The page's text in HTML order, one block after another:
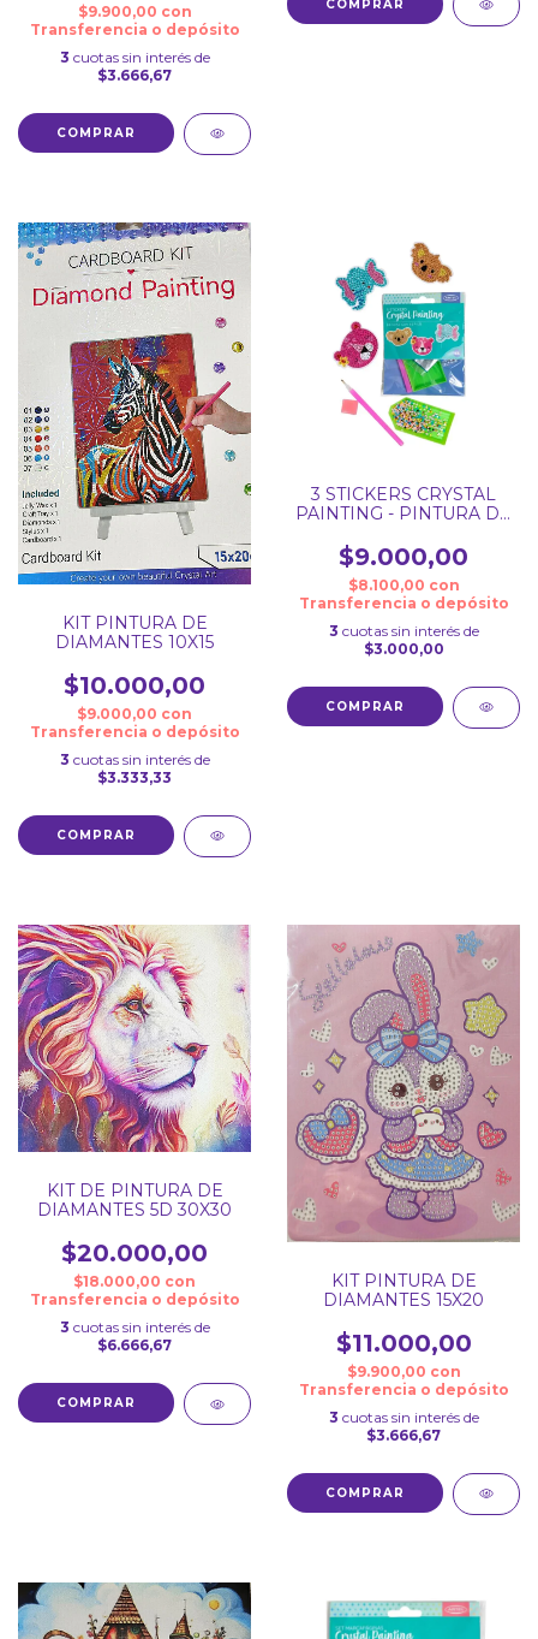
$9.900,00 con
Transferencia o depósito
3 cuotas sin interés de
$3.666,67
COMPRAR
KIT PINTURA DE
DIAMANTES 10X15
$10.000,00
$9.000,00 con
Transferencia o depósito
3 cuotas sin interés de
$3.333,33
COMPRAR
3 STICKERS CRYSTAL
PAINTING - PINTURA DE
$9.000,00
$8.100,00 con
Transferencia o depósito
3 cuotas sin interés de
$3.000,00
KIT DE PINTURA DE
DIAMANTES 5D 30X30
$20.000,00
$18.000,00 con
Transferencia o depósito
3 cuotas sin interés de
$6.666,67
COMPRAR
KIT PINTURA DE
DIAMANTES 15X20
$11.000,00
$9.900,00 con
Transferencia o depósito
3 cuotas sin interés de
$3.666,67